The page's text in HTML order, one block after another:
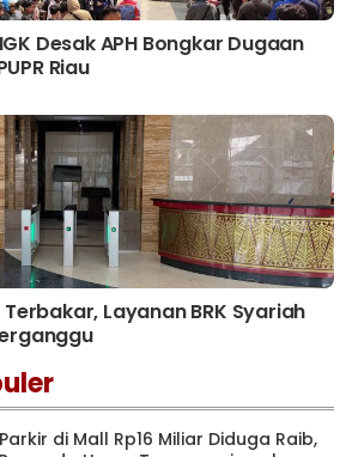
Desak APH Bongkar Dugaan
Riau
Layanan BRK Syariah
di Mall Rp16 Miliar Diduga Raib,